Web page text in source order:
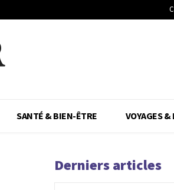
SANTÉ & BIEN-ÊTRE VOYAGES &
Derniers articles